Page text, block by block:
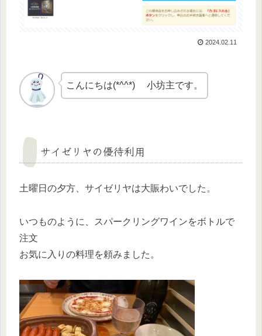
2024.02.11
こんにちは(*^^*) 小坊主です。
サイゼリヤの優待利用
土曜日の夕方、サイゼリヤは大賑わいでした。
いつものように、スパークリングワインをボトルで
注文
お気に入りの料理を頼みました。